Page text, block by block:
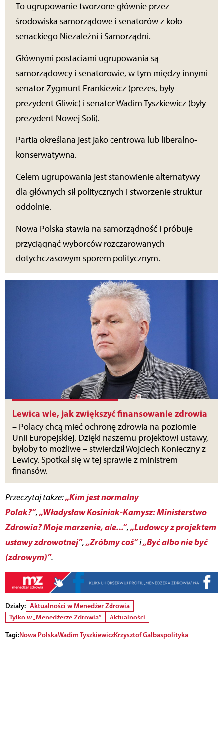
To ugrupowanie tworzone głównie przez
środowiska samorządowe i senatorów z koło
senackiego Niezależni i Samorządni.
Głównymi postaciami ugrupowania są
samorządowcy i senatorowie, w tym między innymi
senator Zygmunt Frankiewicz (prezes, były
prezydent Gliwic) i senator Wadim Tyszkiewicz (były
prezydent Nowej Soli).
Partia określana jest jako centrowa lub liberalno-
konserwatywna.
Celem ugrupowania jest stanowienie alternatywy
dla głównych sił politycznych i stworzenie struktur
oddolnie.
Nowa Polska stawia na samorządność i próbuje
przyciągnąć wyborców rozczarowanych
dotychczasowym sporem politycznym.
Lewica wie, jak zwiększyć finansowanie zdrowia
– Polacy chcą mieć ochronę zdrowia na poziomie
Unii Europejskiej. Dzięki naszemu projektowi ustawy,
byłoby to możliwe – stwierdził Wojciech Konieczny z
Lewicy. Spotkał się w tej sprawie z ministrem
finansów.
Przeczytaj także:„Kim jest normalny
Polak?”,„Władysław Kosiniak-Kamysz: Ministerstwo
Zdrowia? Moje marzenie, ale...”,„Ludowcy z projektem
ustawy zdrowotnej”,„Zróbmy coś”i„Być albo nie być
(zdrowym)”.
Działy: Aktualności w Menedżer Zdrowia
Tylko w „Menedżerze Zdrowia”
Aktualności
Tagi:Nowa PolskaWadim TyszkiewiczKrzysztof Galbaspolityka